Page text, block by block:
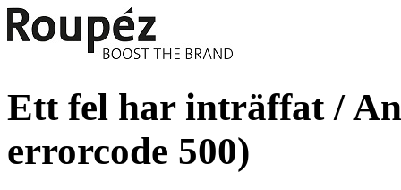
Ett fel har inträffat /
errorcode 500)